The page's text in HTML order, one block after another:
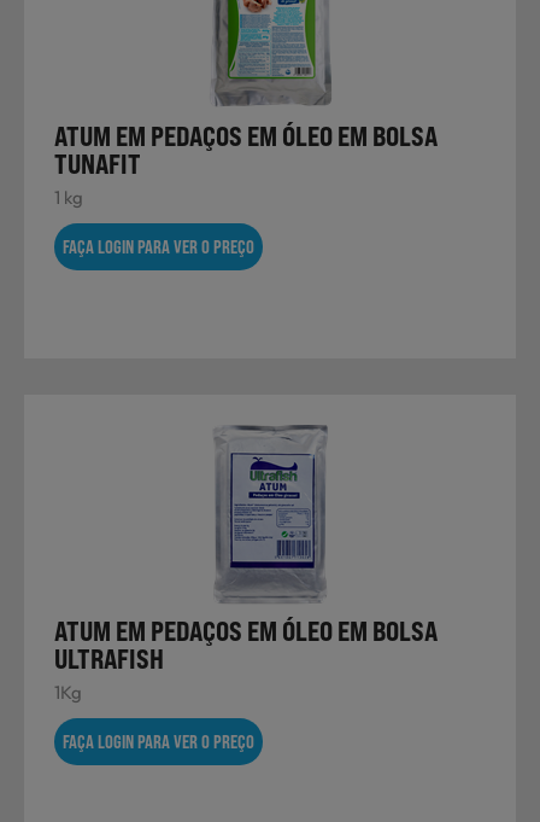
ATUM EM PEDAÇOS EM ÓLEO EM BOLSA
TUNAFIT
1 kg
FAÇA LOGIN PARA VER O PREÇO
ATUM EM PEDAÇOS EM ÓLEO EM BOLSA
ULTRAFISH
1Kg
FAÇA LOGIN PARA VER O PREÇO